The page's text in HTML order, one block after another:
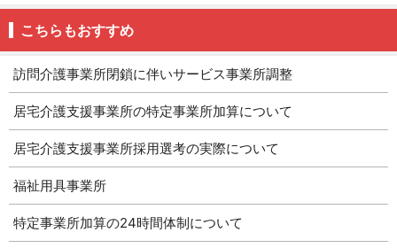
こちらもおすすめ
訪問介護事業所閉鎖に伴いサービス事業所調整
居宅介護支援事業所の特定事業所加算について
居宅介護支援事業所採用選考の実際について
福祉用具事業所
特定事業所加算の24時間体制について